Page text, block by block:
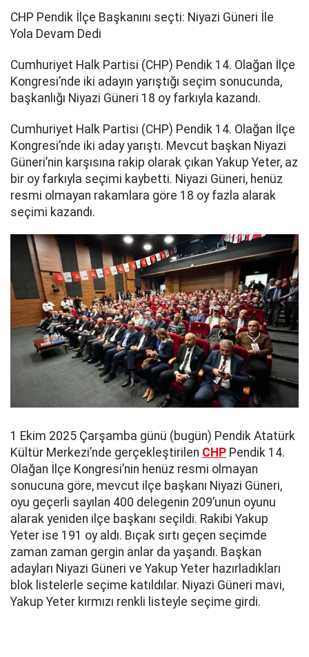
CHP Pendik İlçe Başkanını seçti: Niyazi Güneri İle
Yola Devam Dedi
Cumhuriyet Halk Partisi (CHP) Pendik 14. Olağan İlçe
Kongresi’nde iki adayın yarıştığı seçim sonucunda,
başkanlığı Niyazi Güneri 18 oy farkıyla kazandı.
Cumhuriyet Halk Partisi (CHP) Pendik 14. Olağan İlçe
Kongresi’nde iki aday yarıştı. Mevcut başkan Niyazi
Güneri’nin karşısına rakip olarak çıkan Yakup Yeter, az
bir oy farkıyla seçimi kaybetti. Niyazi Güneri, henüz
resmi olmayan rakamlara göre 18 oy fazla alarak
seçimi kazandı.
1 Ekim 2025 Çarşamba günü (bugün) Pendik Atatürk
Kültür Merkezi’nde gerçekleştirilen CHP Pendik 14.
Olağan İlçe Kongresi’nin henüz resmi olmayan
sonucuna göre, mevcut ilçe başkanı Niyazi Güneri,
oyu geçerli sayılan 400 delegenin 209’unun oyunu
alarak yeniden ilçe başkanı seçildi. Rakibi Yakup
Yeter ise 191 oy aldı. Bıçak sırtı geçen seçimde
zaman zaman gergin anlar da yaşandı. Başkan
adayları Niyazi Güneri ve Yakup Yeter hazırladıkları
blok listelerle seçime katıldılar. Niyazi Güneri mavi,
Yakup Yeter kırmızı renkli listeyle seçime girdi.